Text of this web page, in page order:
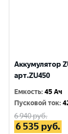
Аккумулятор
арт.ZU450
Емкость:45 Ач
Пусковой ток:
6 940руб.
6 535 руб.